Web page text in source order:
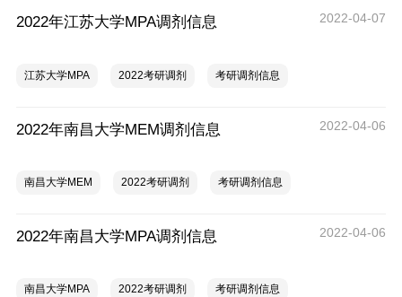
2022年江苏大学MPA调剂信息 2022-04-07
江苏大学MPA 2022考研调剂 考研调剂信息
2022年南昌大学MEM调剂信息 2022-04-06
南昌大学MEM 2022考研调剂 考研调剂信息
2022年南昌大学MPA调剂信息 2022-04-06
南昌大学MPA 2022考研调剂 考研调剂信息